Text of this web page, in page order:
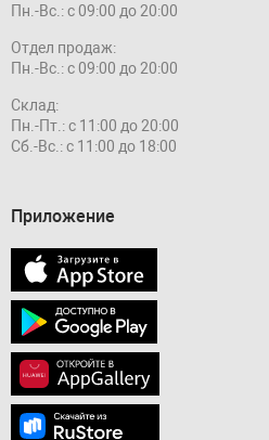
Пн.-Вс.: с 09:00 до 20:00
Отдел продаж:
Пн.-Вс.: с 09:00 до 20:00
Склад:
Пн.-Пт.: с 11:00 до 20:00
Сб.-Вс.: с 11:00 до 18:00
Приложение